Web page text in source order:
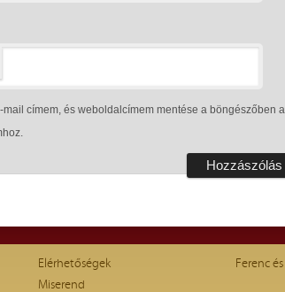
mail címem, és weboldalcímem mentése a böngészőben
Elérhetőségek
Miserend
Ferenc